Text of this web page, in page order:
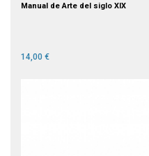
Manual de Arte del siglo XIX
14,00 €